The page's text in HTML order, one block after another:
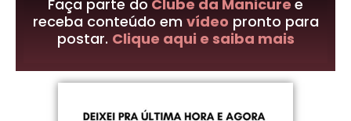
Faça parte do Clube da Manicure e
receba conteúdo em vídeo pronto para
postar. Clique aqui e saiba mais